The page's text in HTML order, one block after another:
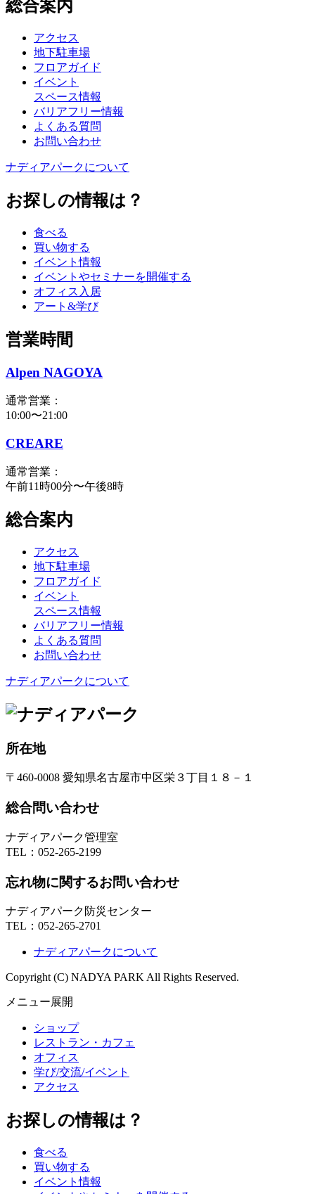
総合案内
アクセス
地下駐車場
フロアガイド
イベント
スペース情報
バリアフリー情報
よくある質問
お問い合わせ
ナディアパークについて
お探しの情報は？
食べる
買い物する
イベント情報
イベントやセミナーを開催する
オフィス入居
アート&学び
営業時間
Alpen NAGOYA
通常営業：
10:00〜21:00
CREARE
通常営業：
午前11時00分〜午後8時
総合案内
アクセス
地下駐車場
フロアガイド
イベント
スペース情報
バリアフリー情報
よくある質問
お問い合わせ
ナディアパークについて
所在地
〒460-0008 愛知県名古屋市中区栄３丁目１８－１
総合問い合わせ
ナディアパーク管理室
TEL： 052-265-2199
忘れ物に関するお問い合わせ
ナディアパーク防災センター
TEL： 052-265-2701
ナディアパークについて
Copyright (C) NADYA PARK All Rights Reserved.
メニュー展開
ショップ
レストラン・カフェ
オフィス
学び/交流/イベント
アクセス
お探しの情報は？
食べる
買い物する
イベント情報